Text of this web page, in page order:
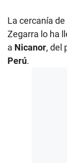
La cercanía
Zegarra lo ha
a Nicanor, del
Perú.